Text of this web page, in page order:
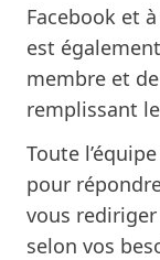
Facebook et à
est
membre et
remplissant
Toute l’équipe
pour
vous
selon vos